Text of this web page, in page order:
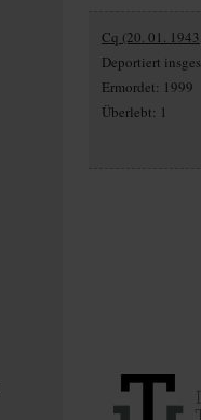
Cq (20. 01.
Deportiert
Ermordet: 1999
Überlebt: 1